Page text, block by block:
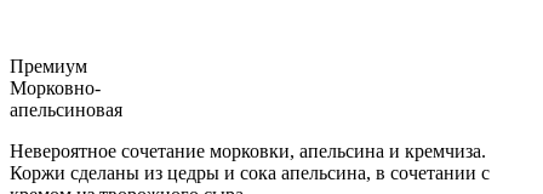
Премиум
Морковно-
апельсиновая
Невероятное сочетание морковки, апельсина и кремчиза.
Коржи сделаны из цедры и сока апельсина, в сочетании с